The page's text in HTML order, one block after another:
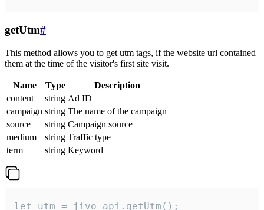
getUtm#
This method allows you to get utm tags, if the website url contained
them at the time of the visitor's first site visit.
Name Type
Description
content
string Ad ID
campaign string The name of the campaign
source
string Campaign source
medium
string Traffic type
term
string Keyword
let utm = jivo_api.getUtm();